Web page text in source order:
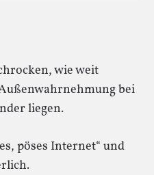
wie weit
bei
liegen.
pöses Internet“ und